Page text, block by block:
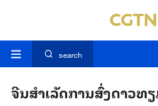
search
ຈີນສຳ​ເລັດ​ການ​ສົ່ງ​ດາວ​ທ